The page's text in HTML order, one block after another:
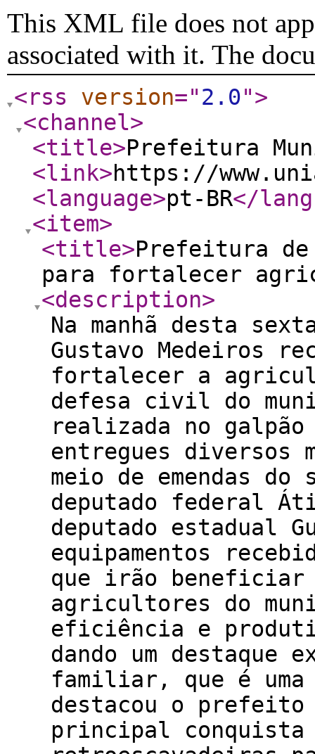
This XML file does not
associated with it. The
<rss version="2.0">
<channel>
<title>Prefeitura
<link>https://
<language>pt-BR</
<item>
<title>Prefeitura de
para fortalecer
<description>
Na manhã desta
Gustavo Medeiros
fortalecer a
defesa civil do
realizada no galpão
entregues diversos
meio de emendas
deputado federal
deputado estadual
equipamentos
que irão beneficiar
agricultores do
eficiência e
dando um destaque
familiar, que é uma
destacou o prefeito
principal conquista